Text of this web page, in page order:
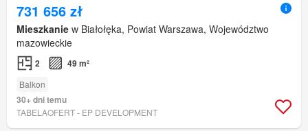
731 656 zł
Mieszkanie w Białołęka, Powiat Warszawa, Województwo
mazowieckie
2 49 m²
Balkon
30+ dni temu
TABELAOFERT - EP DEVELOPMENT